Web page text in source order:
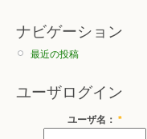
ナビゲーション
最近の投稿
ユーザログイン
ユーザ名： *